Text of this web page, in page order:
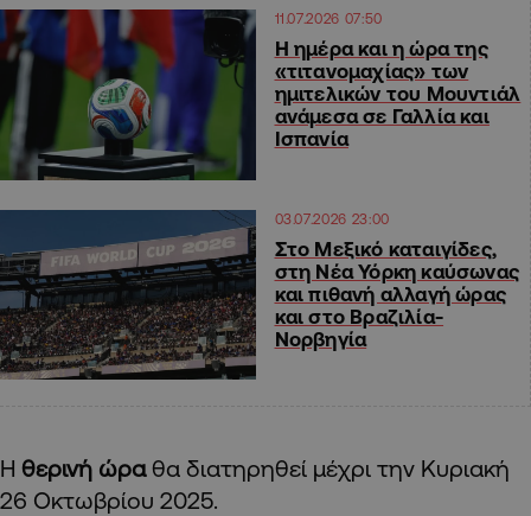
11.07.2026 07:50
Η ημέρα και η ώρα της
«τιτανομαχίας» των
ημιτελικών του Μουντιάλ
ανάμεσα σε Γαλλία και
Ισπανία
03.07.2026 23:00
Στο Μεξικό καταιγίδες,
στη Νέα Υόρκη καύσωνας
και πιθανή αλλαγή ώρας
και στο Βραζιλία-
Νορβηγία
Η θερινή ώραθα διατηρηθεί μέχρι την Κυριακή
26 Οκτωβρίου 2025.